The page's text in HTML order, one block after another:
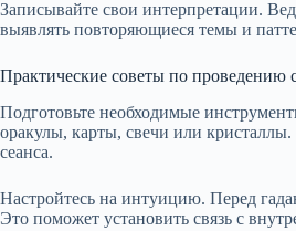
Записывайте свои интерпретации.
выявлять повторяющиеся темы и
Практические советы по проведению
Подготовьте необходимые
оракулы, карты, свечи или
сеанса.
Настройтесь на интуицию. Перед
Это поможет установить связь с